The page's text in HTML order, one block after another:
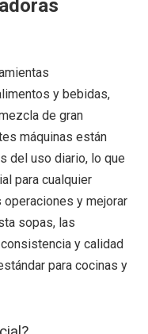
y bebidas,
de gran
máquinas están
del uso diario, lo que
para cualquier
y mejorar
sopas, las
y calidad
para cocinas y